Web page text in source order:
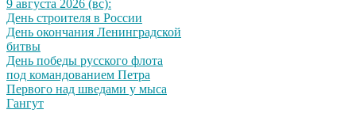
9 августа 2026 (вс):
День строителя в России
День окончания Ленинградской
битвы
День победы русского флота
под командованием Петра
Первого над шведами у мыса
Гангут